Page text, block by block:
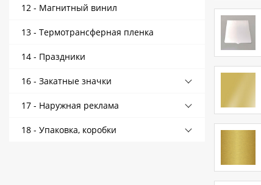
12 - Магнитный винил
13 - Термотрансферная пленка
14 - Праздники
16 - Закатные значки
17 - Наружная реклама
18 - Упаковка, коробки